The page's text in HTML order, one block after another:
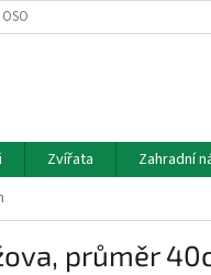
ÚDAJŮ
Zvířata Zahradní
průměr